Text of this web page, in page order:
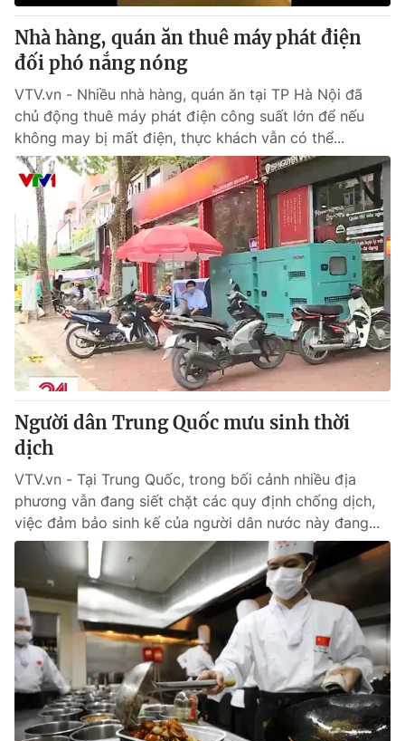
Nhà hàng, quán ăn thuê máy phát điện
đối phó nắng nóng
VTV.vn - Nhiều nhà hàng, quán ăn tại TP Hà Nội đã
chủ động thuê máy phát điện công suất lớn để nếu
không may bị mất điện, thực khách vẫn có thể...
Người dân Trung Quốc mưu sinh thời
dịch
VTV.vn - Tại Trung Quốc, trong bối cảnh nhiều địa
phương vẫn đang siết chặt các quy định chống dịch,
việc đảm bảo sinh kế của người dân nước này đang...